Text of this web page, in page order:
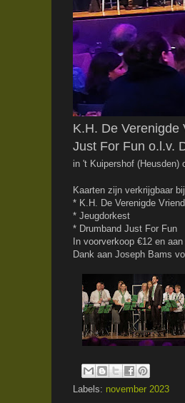
K.H. De Verenigde
Just For Fun o.l.v.
in 't Kuipershof (Heusden)
Kaarten zijn verkrijgbaar
* K.H. De Verenigde
* Jeugdorkest
* Drumband Just For Fun
In voorverkoop €12 en
Dank aan Joseph Bams
Labels: november 2023